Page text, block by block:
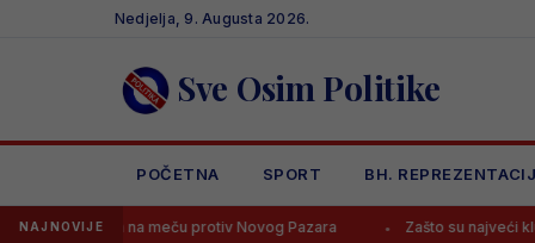
Nedjelja, 9. Augusta 2026.
Sve Osim Politike
POČETNA SPORT BH.
NAJNOVIJE
na meču protiv Novog Pazara Zašto su najveći klub na svijetu?